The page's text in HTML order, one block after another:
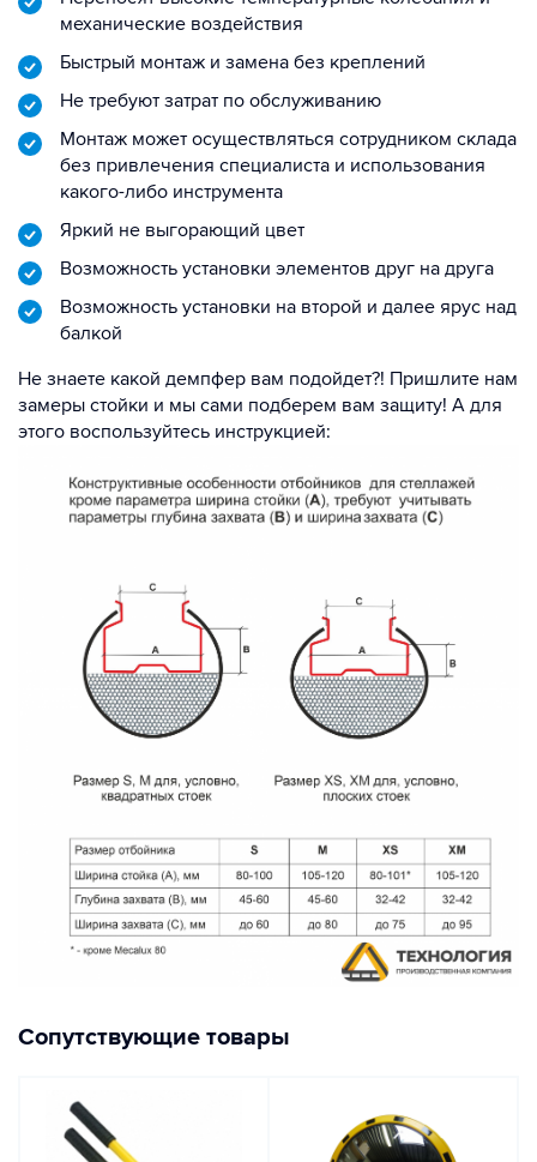
механические воздействия
Быстрый монтаж и замена без креплений
Не требуют затрат по обслуживанию
Монтаж может осуществляться сотрудником склада
без привлечения специалиста и использования
какого-либо инструмента
Яркий не выгорающий цвет
Возможность установки элементов друг на друга
Возможность установки на второй и далее ярус над
балкой
Не знаете какой демпфер вам подойдет?! Пришлите нам
замеры стойки и мы сами подберем вам защиту! А для
этого воспользуйтесь инструкцией:
Сопутствующие товары